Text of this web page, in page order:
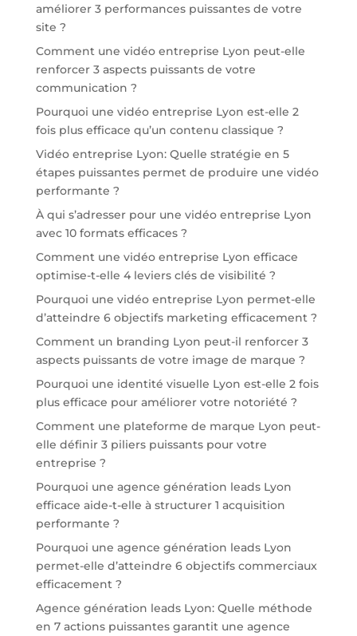
améliorer 3 performances puissantes de votre
site ?
Comment une vidéo entreprise Lyon peut-elle
renforcer 3 aspects puissants de votre
communication ?
Pourquoi une vidéo entreprise Lyon est-elle 2
fois plus efficace qu’un contenu classique ?
Vidéo entreprise Lyon: Quelle stratégie en 5
étapes puissantes permet de produire une vidéo
performante ?
À qui s’adresser pour une vidéo entreprise Lyon
avec 10 formats efficaces ?
Comment une vidéo entreprise Lyon efficace
optimise-t-elle 4 leviers clés de visibilité ?
Pourquoi une vidéo entreprise Lyon permet-elle
d’atteindre 6 objectifs marketing efficacement ?
Comment un branding Lyon peut-il renforcer 3
aspects puissants de votre image de marque ?
Pourquoi une identité visuelle Lyon est-elle 2 fois
plus efficace pour améliorer votre notoriété ?
Comment une plateforme de marque Lyon peut-
elle définir 3 piliers puissants pour votre
entreprise ?
Pourquoi une agence génération leads Lyon
efficace aide-t-elle à structurer 1 acquisition
performante ?
Pourquoi une agence génération leads Lyon
permet-elle d’atteindre 6 objectifs commerciaux
efficacement ?
Agence génération leads Lyon: Quelle méthode
en 7 actions puissantes garantit une agence